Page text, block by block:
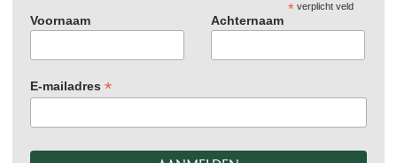
*verplicht veld
Voornaam Achternaam
E-mailadres *